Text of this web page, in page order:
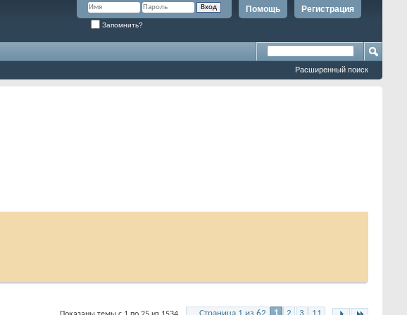
Регистрация
Помощь
Запомнить?
Расширенный поиск